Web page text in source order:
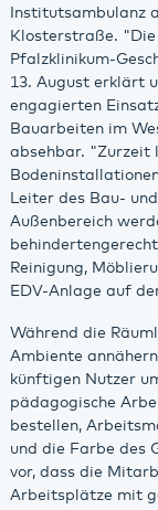
Institutsambulanz
Klosterstraße.
Pfalzklinikum-
13. August erklärt
engagierten
Bauarbeiten im
absehbar. "Zurzeit
Leiter des Bau-
Außenbereich
Reinigung,
EDV-Anlage auf
Während die
Ambiente
künftigen Nutzer
pädagogische
bestellen,
und die Farbe des
vor, dass die
Arbeitsplätze mit